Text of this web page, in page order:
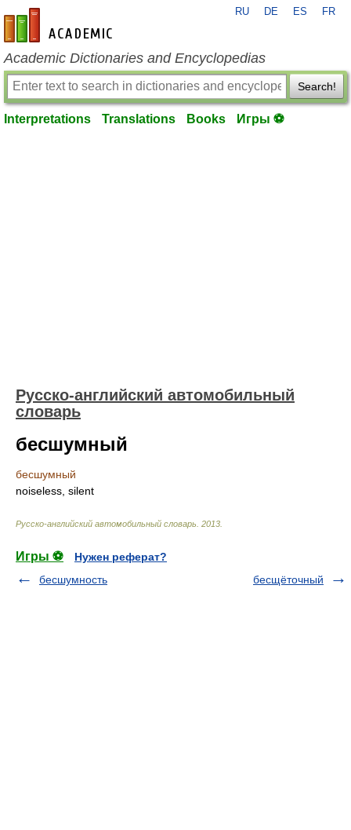
en-academic.com
RU DE ES FR
Academic Dictionaries and Encyclopedias
Search!
Interpretations Translations Books Игры ⚽
Русско-английский автомобильный
словарь
бесшумный
бесшумный
noiseless, silent
Русско-английский автомобильный словарь 2013
Игры ⚽
Нужен реферат?
бесшумность
бесщёточный